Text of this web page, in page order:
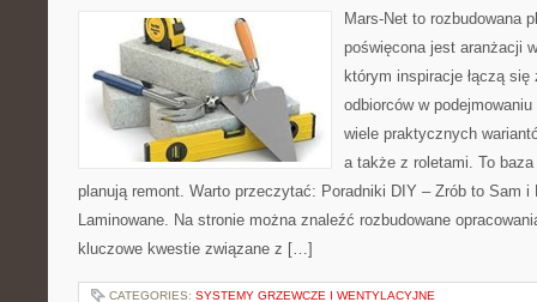
Mars-Net to rozbudowana
poświęcona jest aranżacji
którym inspiracje łączą
odbiorców w
wiele praktycznych
a także z roletami. To
planują remont. Warto przeczytać: Poradniki DIY – Zrób to Sam i
Laminowane. Na stronie można znaleźć rozbudowane
kluczowe kwestie związane z […]
CATEGORIES: SYSTEMY GRZEWCZE I WENTYLACYJNE